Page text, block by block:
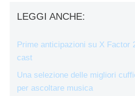
LEGGI ANCHE:
Prime anticipazioni su X Factor
cast
Una selezione delle migliori
per ascoltare musica